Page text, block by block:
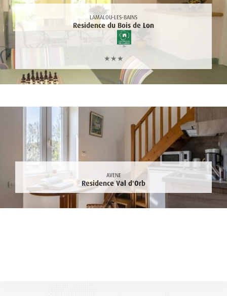
LAMALOU-LES-BAINS
Residence du Bois de Lon
★★★
AVENE
Residence Val d'Orb